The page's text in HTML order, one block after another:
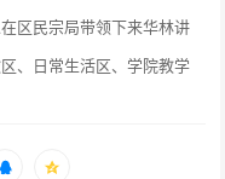
区民宗局带领下来华林讲
、日常生活区、学院教学